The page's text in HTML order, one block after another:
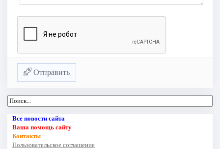
Отправить
Все новости сайта
Ваша помощь сайту
Контакты
Пользовательское соглашение